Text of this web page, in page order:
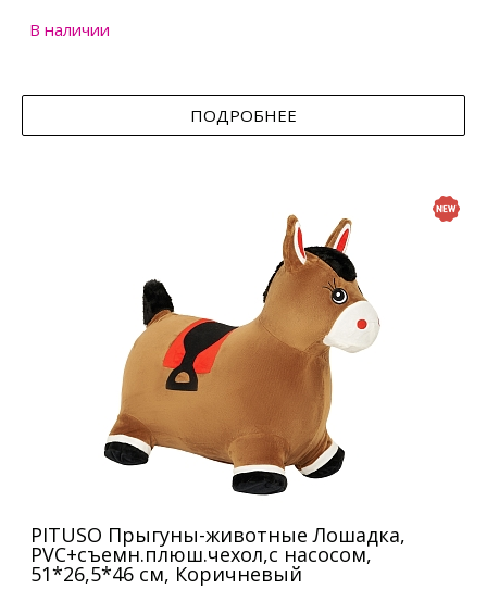
В наличии
ПОДРОБНЕЕ
PITUSO Прыгуны-животные Лошадка,
PVC+съемн.плюш.чехол,с насосом,
51*26,5*46 см, Коричневый